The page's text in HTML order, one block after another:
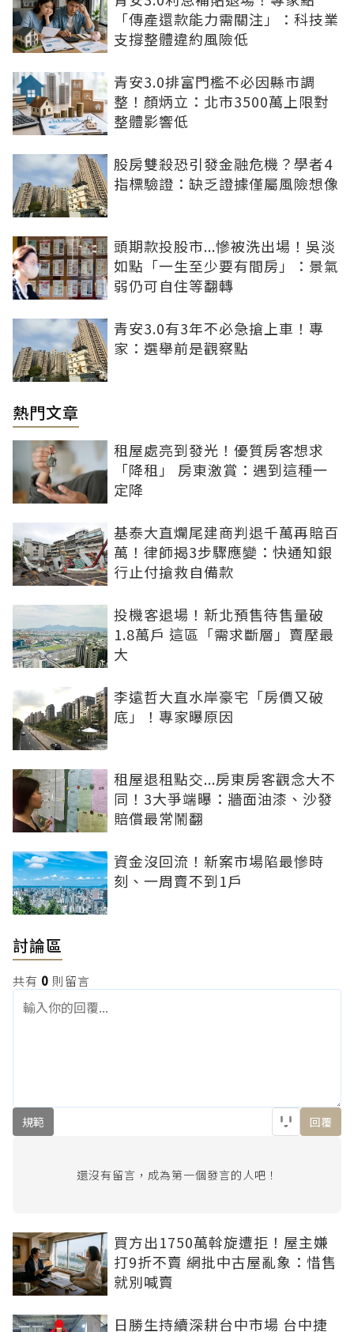
「傳產還款能力需關注」：科技業
支撐整體違約風險低
青安3.0排富門檻不必因縣市調
整！顏炳立：北市3500萬上限對
整體影響低
股房雙殺恐引發金融危機？學者4
指標驗證：缺乏證據僅屬風險想像
頭期款投股市...慘被洗出場！吳淡
如點「一生至少要有間房」：景氣
弱仍可自住等翻轉
青安3.0有3年不必急搶上車！專
家：選舉前是觀察點
熱門文章
租屋處亮到發光！優質房客想求
「降租」 房東激賞：遇到這種一
定降
基泰大直爛尾建商判退千萬再賠百
萬！律師揭3步驟應變：快通知銀
行止付搶救自備款
投機客退場！新北預售待售量破
1.8萬戶 這區「需求斷層」賣壓最
大
李遠哲大直水岸豪宅「房價又破
底」！專家曝原因
租屋退租點交...房東房客觀念大不
同！3大爭端曝：牆面油漆、沙發
賠償最常鬧翻
資金沒回流！新案市場陷最慘時
刻、一周賣不到1戶
討論區
共有 0 則留言
規範 回覆
還沒有留言，成為第一個發言的人吧！
買方出1750萬斡旋遭拒！屋主嫌
打9折不賣 網批中古屋亂象：惜售
就別喊賣
日勝生持續深耕台中市場 台中捷